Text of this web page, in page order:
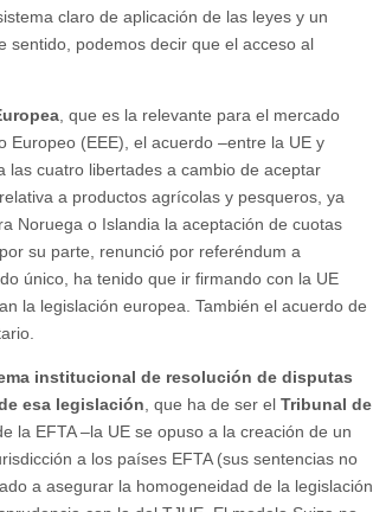
claro de aplicación de las leyes y un
sentido, podemos decir que el acceso al
, que es la relevante para el mercado
Europeo (EEE), el acuerdo –entre la UE y
las cuatro libertades a cambio de aceptar
a productos agrícolas y pesqueros, ya
Noruega o Islandia la aceptación de cuotas
su parte, renunció por referéndum a
único, ha tenido que ir firmando con la UE
la legislación europea. También el acuerdo de
institucional de resolución de disputas
esa legislación , que ha de ser el Tribunal de
la EFTA –la UE se opuso a la creación de un
a los países EFTA (sus sentencias no
a asegurar la homogeneidad de la legislación